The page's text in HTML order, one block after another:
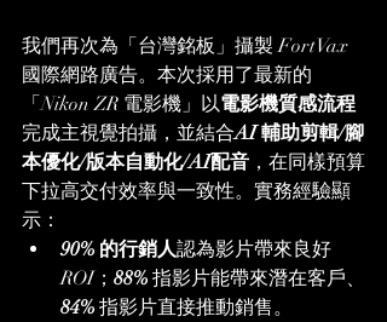
我們再次為「台灣銘板」攝製 FortVax
國際網路廣告。本次採用了最新的
「Nikon ZR 電影機」以電影機質感流程
完成主視覺拍攝，並結合AI 輔助剪輯/腳
本優化/版本自動化/AI配音 ，在同樣預算
下拉高交付效率與一致性。實務經驗顯
示：
90% 的行銷人認為影片帶來良好
ROI； 88% 指影片能帶來潛在客戶、
84% 指影片直接推動銷售。